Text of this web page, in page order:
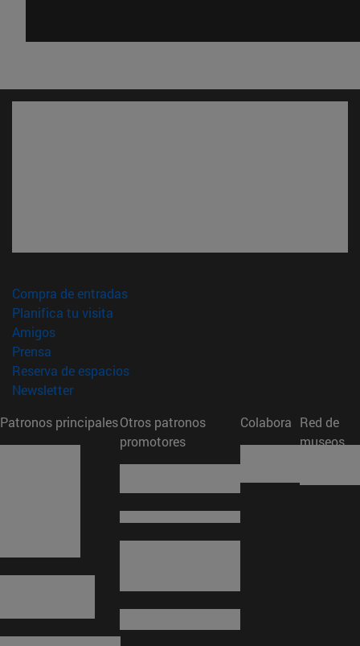
Compra de entradas(abre en nueva ventana)
Planifica tu visita
Amigos(abre en nueva ventana)
Prensa
Reserva de espacios(abre en nueva ventana)
Newsletter(abre en nueva ventana)
Patronos principalesOtros patronos
promotores
Colabora Red de
museos